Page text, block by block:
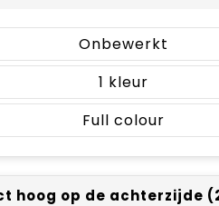
Onbewerkt
1
Full colour
hoog op de achterzijde